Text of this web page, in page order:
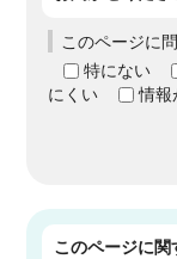
このページに
特にない
にくい
情報
このページに関